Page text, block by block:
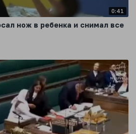
0:41
нож в ребенка и снимал все